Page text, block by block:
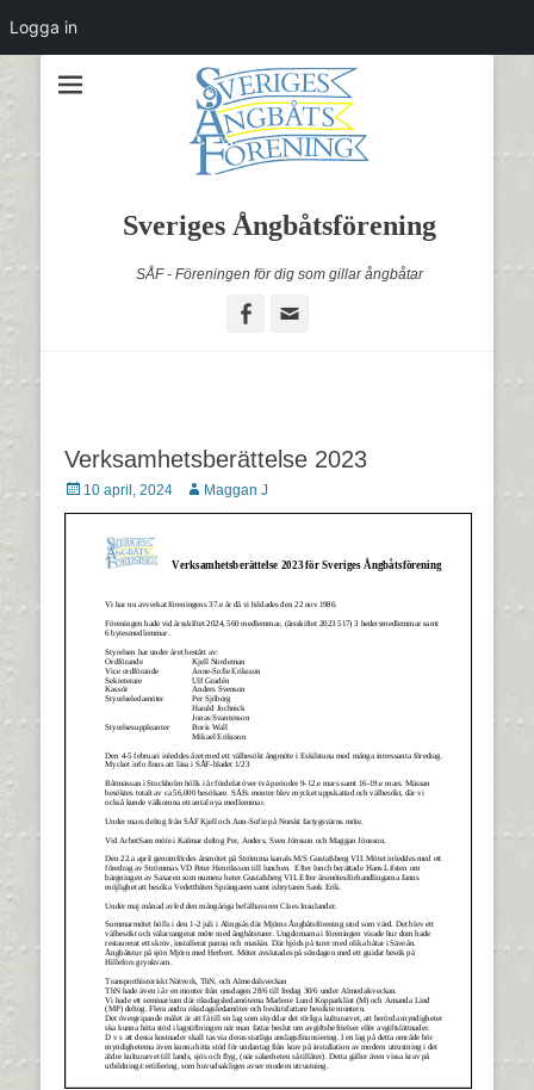
Sveriges Ångbåtsförening
SÅF - Föreningen för dig som gillar ångbåtar
Facebook
Verksamhetsberättelse 2023
Postades
den
10 april, 2024 Författare
Maggan J
Logga in